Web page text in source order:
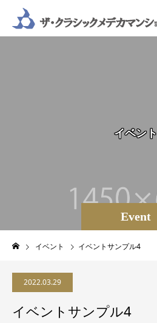
Event
イベント
イベント イベントサンプル4
2022.03.29
イベントサンプル4